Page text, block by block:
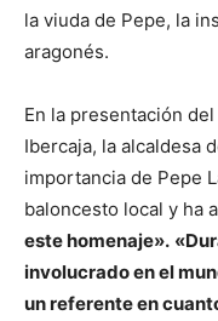
la viuda de Pepe, la
aragonés.
En la presentación
Ibercaja, la alcaldesa
importancia de Pepe
baloncesto local y ha
este homenaje».
involucrado en el
un referente en